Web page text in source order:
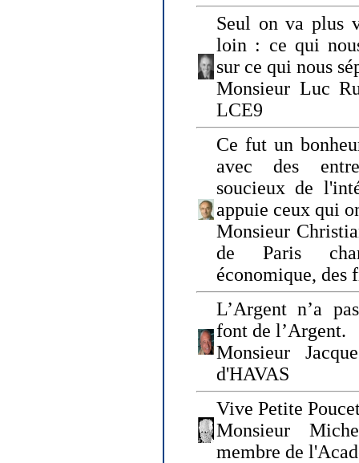
Seul on va plus
loin : ce qui
sur ce qui nous
Monsieur Luc
LCE9
Ce fut un
avec des
soucieux de
appuie ceux qui
Monsieur
de Paris
économique, des
L’Argent n’a
font de l’Argent.
Monsieur
d'HAVAS
Vive Petite
Monsieur
membre de